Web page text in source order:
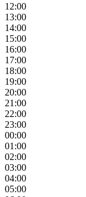
12:00
13:00
14:00
15:00
16:00
17:00
18:00
19:00
20:00
21:00
22:00
23:00
00:00
01:00
02:00
03:00
04:00
05:00